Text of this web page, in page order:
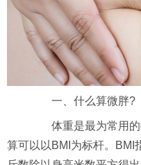
一、什么算微胖?
体重是最为常用的
算可以以BMI为标杆。BMI